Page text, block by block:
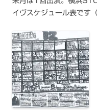
イヴスケジュール表です